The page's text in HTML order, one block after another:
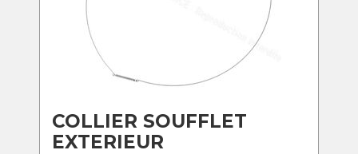
COLLIER SOUFFLET
EXTERIEUR